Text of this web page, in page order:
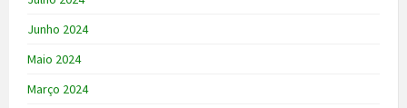
Junho 2024
Maio 2024
Março 2024